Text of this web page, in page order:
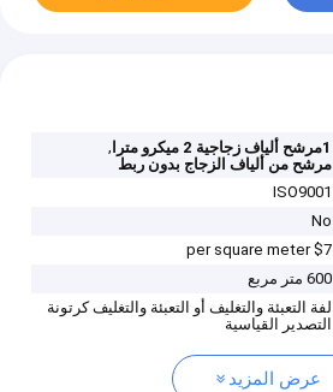
1مرشح ألياف زجاجية 2 ميكرو مترا
,
مرشح من ألياف الزجاج بدون ربط
ISO9001
No
$7 per square meter
600 متر مربع
لفة التعبئة والتغليف أو التعبئة والتغليف كرتونة
التصدير القياسية
عرض المزيد